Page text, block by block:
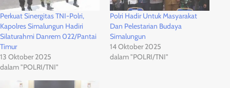
Perkuat Sinergitas TNI-Polri,
Kapolres Simalungun Hadiri
Silaturahmi Danrem 022/Pantai
Timur
13 Oktober 2025
dalam "POLRI/TNI"
Polri Hadir Untuk Masyarakat
Dan Pelestarian Budaya
Simalungun
14 Oktober 2025
dalam "POLRI/TNI"